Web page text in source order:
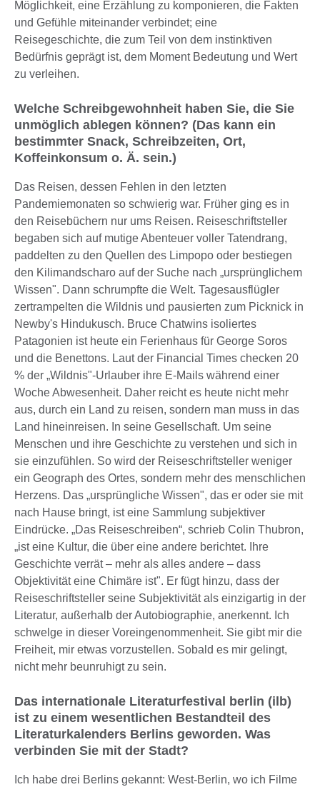
Möglichkeit, eine Erzählung zu komponieren, die Fakten
und Gefühle miteinander verbindet; eine
Reisegeschichte, die zum Teil von dem instinktiven
Bedürfnis geprägt ist, dem Moment Bedeutung und Wert
zu verleihen.
Welche Schreibgewohnheit haben Sie, die Sie
unmöglich ablegen können? (Das kann ein
bestimmter Snack, Schreibzeiten, Ort,
Koffeinkonsum o. Ä. sein.)
Das Reisen, dessen Fehlen in den letzten
Pandemiemonaten so schwierig war. Früher ging es in
den Reisebüchern nur ums Reisen. Reiseschriftsteller
begaben sich auf mutige Abenteuer voller Tatendrang,
paddelten zu den Quellen des Limpopo oder bestiegen
den Kilimandscharo auf der Suche nach „ursprünglichem
Wissen". Dann schrumpfte die Welt. Tagesausflügler
zertrampelten die Wildnis und pausierten zum Picknick in
Newby's Hindukusch. Bruce Chatwins isoliertes
Patagonien ist heute ein Ferienhaus für George Soros
und die Benettons. Laut der Financial Times checken 20
% der „Wildnis"-Urlauber ihre E-Mails während einer
Woche Abwesenheit. Daher reicht es heute nicht mehr
aus, durch ein Land zu reisen, sondern man muss in das
Land hineinreisen. In seine Gesellschaft. Um seine
Menschen und ihre Geschichte zu verstehen und sich in
sie einzufühlen. So wird der Reiseschriftsteller weniger
ein Geograph des Ortes, sondern mehr des menschlichen
Herzens. Das „ursprüngliche Wissen", das er oder sie mit
nach Hause bringt, ist eine Sammlung subjektiver
Eindrücke. „Das Reiseschreiben“, schrieb Colin Thubron,
„ist eine Kultur, die über eine andere berichtet. Ihre
Geschichte verrät – mehr als alles andere – dass
Objektivität eine Chimäre ist". Er fügt hinzu, dass der
Reiseschriftsteller seine Subjektivität als einzigartig in der
Literatur, außerhalb der Autobiographie, anerkennt. Ich
schwelge in dieser Voreingenommenheit. Sie gibt mir die
Freiheit, mir etwas vorzustellen. Sobald es mir gelingt,
nicht mehr beunruhigt zu sein.
Das internationale Literaturfestival berlin (ilb)
ist zu einem wesentlichen Bestandteil des
Literaturkalenders Berlins geworden. Was
verbinden Sie mit der Stadt?
Ich habe drei Berlins gekannt: West-Berlin, wo ich Filme